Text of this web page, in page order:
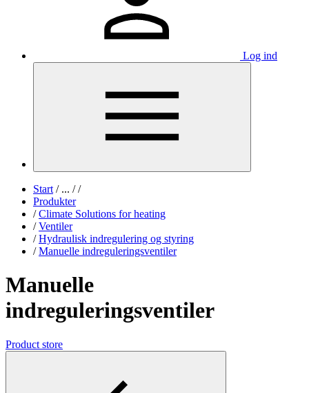
Log ind
Start /... / /
Produkter
/ Climate Solutions for heating
/ Ventiler
/ Hydraulisk indregulering og styring
/ Manuelle indreguleringsventiler
Manuelle
indreguleringsventiler
Product store